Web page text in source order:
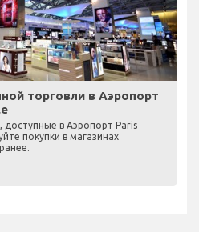
торговли в Аэропорт
в Аэропорт Paris
покупки в магазинах